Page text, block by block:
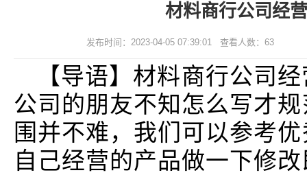
材料商行公司经
发布时间：2023-04-05 07:39:01 查看人数： 63
【导语】材料商行公司
公司的朋友不知怎么写才
围并不难，我们可以参考
自己经营的产品做一下修